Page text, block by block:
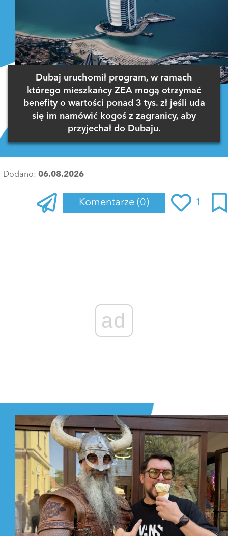
Dubaj uruchomił program, w ramach
którego mieszkańcy ZEA mogą otrzymać
benefity o wartości ponad 3 tys. zł jeśli uda
się im namówić kogoś z zagranicy, aby
przyjechał do Dubaju.
Dodano: 06.08.2026
Komentarze (0) 1
ad